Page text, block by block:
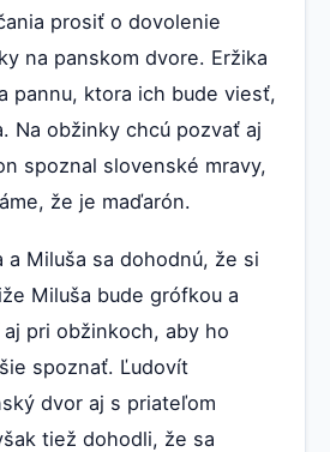
prosiť o dovolenie
na panskom dvore. Eržika
pannu, ktora ich bude viesť,
Na obžinky chcú pozvať aj
spoznal slovenské mravy,
že je maďarón.
a Miluša sa dohodnú, že si
Miluša bude grófkou a
pri obžinkoch, aby ho
spoznať. Ľudovít
dvor aj s priateľom
tiež dohodli, že sa